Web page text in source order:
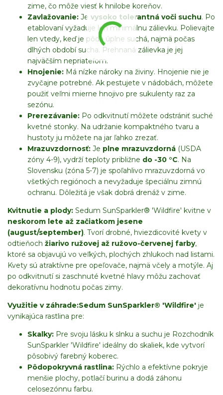
zime, čo môže viesť k hnilobe koreňov.
Zavlažovanie: Je vysoko tolerantná voči suchu. Po
etablovaní vyžaduje len minimálnu zálievku. Polievajte
len vtedy, keď je pôda úplne suchá, najmä počas
dlhých období sucha. Prehnaná zálievka je jej
najväčším nepriateľom.
Hnojenie: Má nízke nároky na živiny. Hnojenie nie je
zvyčajne potrebné. Ak pestujete v nádobách, môžete
použiť veľmi mierne hnojivo pre sukulenty raz za
sezónu.
Prerezávanie: Po odkvitnutí môžete odstrániť suché
kvetné stonky. Na udržanie kompaktného tvaru a
hustoty ju môžete na jar ľahko zrezať.
Mrazuvzdornosť: Je plne mrazuvzdorná (USDA
zóny 4-9), vydrží teploty približne do -30 °C. Na
Slovensku (zóna 5-7) je spoľahlivo mrazuvzdorná vo
všetkých regiónoch a nevyžaduje špeciálnu zimnú
ochranu. Dôležitá je však dobrá drenáž v zime.
Kvitnutie a plody: Sedum SunSparkler® 'Wildfire' kvitne v
neskorom lete až začiatkom jesene
(august/september). Tvorí drobné, hviezdicovité kvety v
odtieňoch žiarivo ružovej až ružovo-červenej farby,
ktoré sa objavujú vo veľkých, plochých zhlukoch nad listami.
Kvety sú atraktívne pre opeľovače, najmä včely a motýle. Aj
po odkvitnutí si zaschnuté kvetné hlavy môžu zachovať
dekoratívnu hodnotu počas zimy.
Využitie v záhrade:Sedum SunSparkler® 'Wildfire' je
vynikajúca rastlina pre:
Skalky: Pre svoju lásku k slnku a suchu je Rozchodník
SunSparkler 'Wildfire' ideálny do skaliek, kde vytvorí
pôsobivý farebný koberec.
Pôdopokryvná rastlina: Rýchlo a efektívne pokryje
menšie plochy, potlačí burinu a dodá záhonu
celosezónnu farbu.